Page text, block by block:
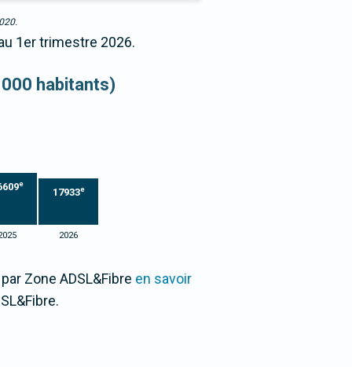
1er trimestre 2026.
habitants)
e
17933e
2026
Zone ADSL&Fibre en savoir